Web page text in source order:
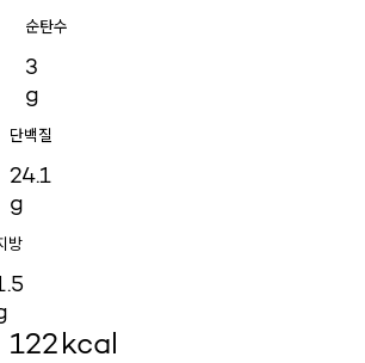
순탄수
3
g
단백질
24.1
g
방
122kcal